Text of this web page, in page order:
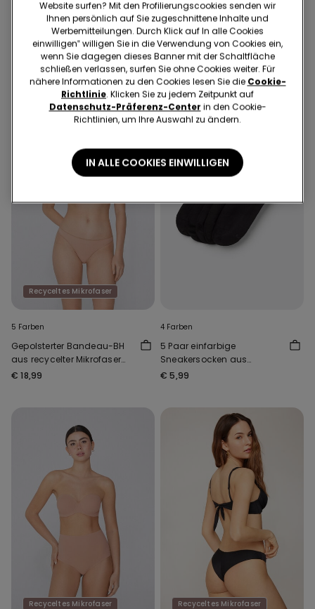
Cropped-Schlaghose aus
elastischem Tuch
€ 9,00
Niedrigster Preis in den letzten 30
€ 14,00 -36%
Regulärer Preis:€ 21,99 -59%
Hoher Bikinislip mit Raffung
Micro recycelt
€ 12,99 € 9,00
Niedrigster Preis in den letzten 30
Tagen: € 12,99 -31%
Regulärer Preis:€ 12,99 -31%
Recyceltes Mikrofaser
5 Farben
Gepolsterter Bandeau-BH
aus recycelter Mikrofaser
mit Ausschnitt
€ 18,99
4 Farben
5 Paar einfarbige
Sneakersocken aus
Baumwolle Unisex
€ 5,99
Recyceltes Mikrofaser Recyceltes Mikrofaser
Website surfen? Mit den Profilierungscookies senden wir
Ihnen persönlich auf Sie zugeschnittene Inhalte und
Werbemitteilungen. Durch Klick auf In alle Cookies
einwilligen‟ willigen Sie in die Verwendung von Cookies ein,
wenn Sie dagegen dieses Banner mit der Schaltfläche
schließen verlassen, surfen Sie ohne Cookies weiter. Für
nähere Informationen zu den Cookies lesen Sie die Cookie-
Richtlinie. Klicken Sie zu jedem Zeitpunkt auf
Datenschutz-Präferenz-Center in den Cookie-
Richtlinien, um Ihre Auswahl zu ändern.
IN ALLE COOKIES EINWILLIGEN